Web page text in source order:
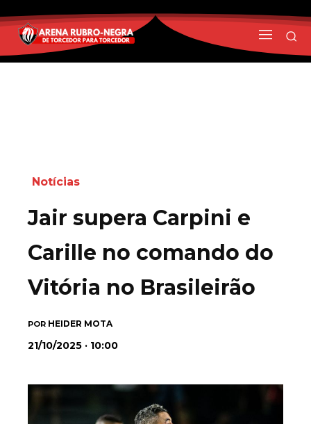
Notícias
Jair supera Carpini e
Carille no comando do
Vitória no Brasileirão
POR HEIDER MOTA
21/10/2025 · 10:00